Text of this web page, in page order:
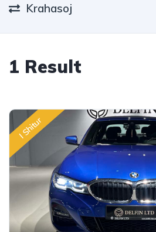
Krahasoj
1 Result
I Shitur